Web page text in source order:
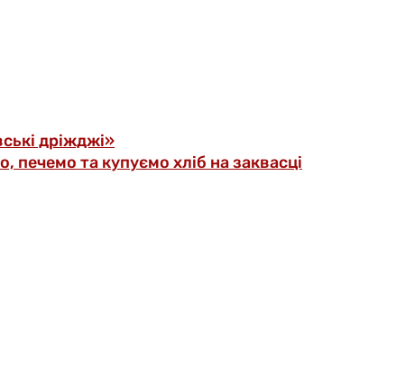
дріжджі»
печемо та купуємо хліб на заквасці